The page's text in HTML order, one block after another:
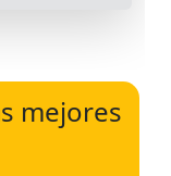
mejores